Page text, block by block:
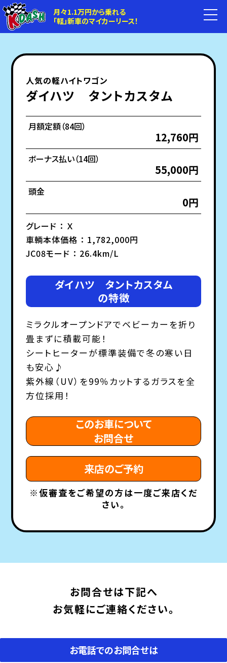
月々1.1万円から乗れる
「軽」新車のマイカーリース！
人気の軽ハイトワゴン
ダイハツ タントカスタム
月額定額（84回）
12,760円
ボーナス払い（14回）
55,000円
頭金
0円
グレード ： Ｘ
車輌本体価格 ： 1,782,000円
JC08モード ： 26.4km/L
このお車について
お問合せ
来店のご予約
※仮審査をご希望の方は一度ご来店くだ
さい。
ダイハツ タントカスタム
の特徴
ミラクルオープンドアでベビーカーを折り
畳まずに積載可能！
シートヒーターが標準装備で冬の寒い日
も安心♪
紫外線（UV）を99％カットするガラスを全
方位採用！
お問合せは下記へ
お気軽にご連絡ください。
お電話でのお問合せは